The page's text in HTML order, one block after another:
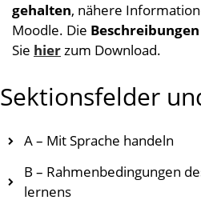
gehalten, nähere
Moodle. Die
Sie hierzum Download.
Sektionsfelder
A – Mit Sprache handeln
B – Rahmenbedingungen
lernens